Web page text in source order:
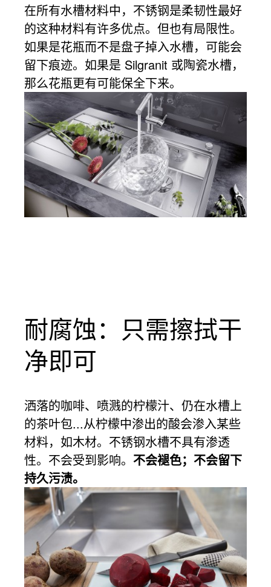
在所有水槽材料中，不锈钢是柔韧性最好
的这种材料有许多优点。但也有局限性。
如果是花瓶而不是盘子掉入水槽，可能会
留下痕迹。如果是 Silgranit 或陶瓷水槽，
那么花瓶更有可能保全下来。
耐腐蚀：只需擦拭干
净即可
洒落的咖啡、喷溅的柠檬汁、仍在水槽上
的茶叶包...从柠檬中渗出的酸会渗入某些
材料，如木材。不锈钢水槽不具有渗透
性。不会受到影响。 不会褪色；不会留下
持久污渍。